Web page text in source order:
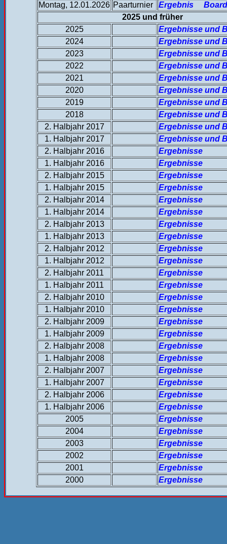
Montag, 12.01.2026 Paarturnier Ergebnis
2025 und früher
2025
Ergebnisse und
2024
Ergebnisse und
2023
Ergebnisse und
2022
Ergebnisse und
2021
Ergebnisse und
2020
Ergebnisse und
2019
Ergebnisse und
2018
Ergebnisse und
2. Halbjahr 2017
Ergebnisse und
1. Halbjahr 2017
Ergebnisse und
2. Halbjahr 2016
Ergebnisse
1. Halbjahr 2016
Ergebnisse
2. Halbjahr 2015
Ergebnisse
1. Halbjahr 2015
Ergebnisse
2. Halbjahr 2014
Ergebnisse
1. Halbjahr 2014
Ergebnisse
2. Halbjahr 2013
Ergebnisse
1. Halbjahr 2013
Ergebnisse
2. Halbjahr 2012
Ergebnisse
1. Halbjahr 2012
Ergebnisse
2. Halbjahr 2011
Ergebnisse
1. Halbjahr 2011
Ergebnisse
2. Halbjahr 2010
Ergebnisse
1. Halbjahr 2010
Ergebnisse
2. Halbjahr 2009
Ergebnisse
1. Halbjahr 2009
Ergebnisse
2. Halbjahr 2008
Ergebnisse
1. Halbjahr 2008
Ergebnisse
2. Halbjahr 2007
Ergebnisse
1. Halbjahr 2007
Ergebnisse
2. Halbjahr 2006
Ergebnisse
1. Halbjahr 2006
Ergebnisse
2005
Ergebnisse
2004
Ergebnisse
2003
Ergebnisse
2002
Ergebnisse
2001
Ergebnisse
2000
Ergebnisse